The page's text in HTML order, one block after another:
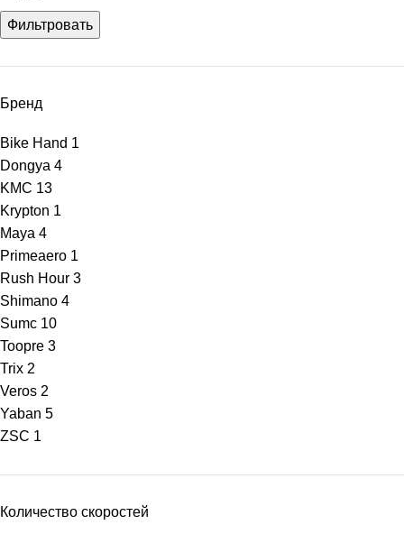
Фильтровать
Бренд
Bike Hand 1
Dongya 4
KMC 13
Krypton 1
Maya 4
Primeaero 1
Rush Hour 3
Shimano 4
Sumc 10
Toopre 3
Trix 2
Veros 2
Yaban 5
ZSC 1
Количество скоростей